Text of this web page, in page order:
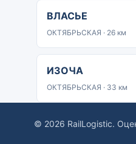
ВЛАСЬЕ
ОКТЯБРЬСКАЯ · 26 км
ИЗОЧА
ОКТЯБРЬСКАЯ · 33 км
© 2026 RailLogistic.